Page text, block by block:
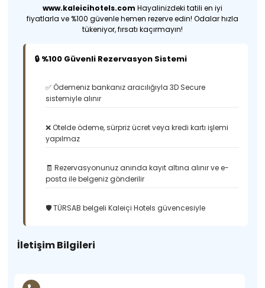
www.kaleicihotels.com Hayalinizdeki tatili en iyi
fiyatlarla ve %100 güvenle hemen rezerve edin! Odalar hızla
tükeniyor, fırsatı kaçırmayın!
🔒 %100 Güvenli Rezervasyon Sistemi
✅ Ödemeniz bankanız aracılığıyla 3D Secure
sistemiyle alınır
❌ Otelde ödeme, sürpriz ücret veya kredi kartı işlemi
yapılmaz
🧾 Rezervasyonunuz anında kayıt altına alınır ve e-
posta ile belgeniz gönderilir
🛡️ TÜRSAB belgeli Kaleiçi Hotels güvencesiyle
İletişim Bilgileri